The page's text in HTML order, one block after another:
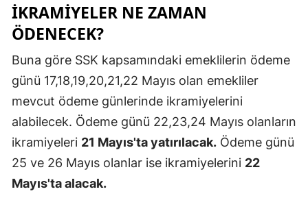
Kastamonu
Kayseri
Kırşehir
Kocaeli
İKRAMİYELER NE ZAMAN
ÖDENECEK?
Buna göre SSK kapsamındaki emeklilerin ödeme
günü 17,18,19,20,21,22 Mayıs olan emekliler
mevcut ödeme günlerinde ikramiyelerini
alabilecek. Ödeme günü 22,23,24 Mayıs olanların
ikramiyeleri 21 Mayıs'ta yatırılacak. Ödeme günü
25 ve 26 Mayıs olanlar ise ikramiyelerini 22
Mayıs'ta alacak.